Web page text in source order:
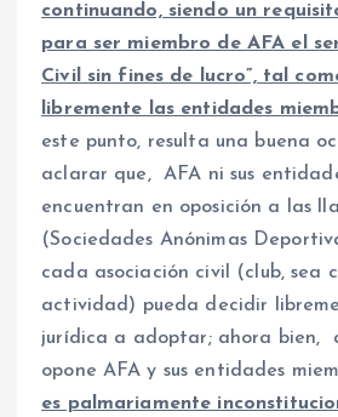
continuando, siendo un
para ser miembro de AFA el
Civil sin fines de lucro”, tal
libremente las entidades
este punto, resulta una buena
aclarar que, AFA ni sus
encuentran en oposición a las
(Sociedades Anónimas
cada asociación civil (club, sea
actividad) pueda decidir
jurídica a adoptar; ahora bien,
opone AFA y sus entidades
es palmariamente